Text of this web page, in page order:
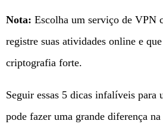
Nota: Escolha um serviço de VPN
registre suas atividades online e
criptografia forte.
Seguir essas 5 dicas infalíveis para
pode fazer uma grande diferença